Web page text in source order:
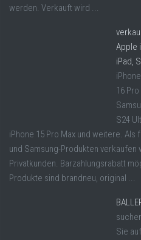
werden. Verkauft wird ...
Apple
iPad,
16
S24
iPhone 15 Pro Max und weitere.
und Samsung-Produkten verkaufen
Privatkunden. Barzahlungsrabatt
Produkte sind brandneu, original ...
Sie